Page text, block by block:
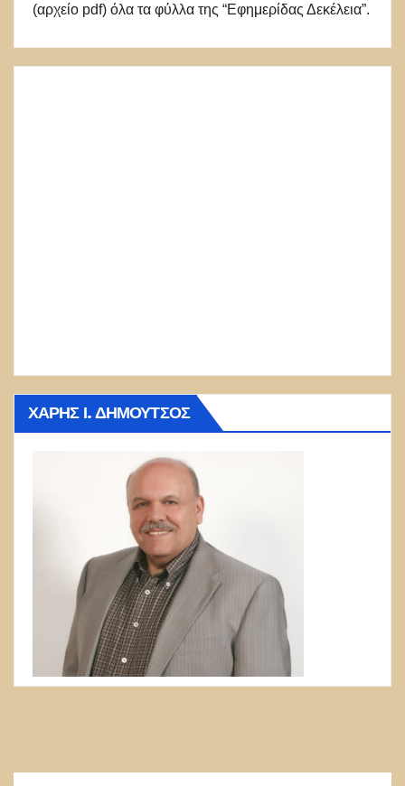
(αρχείο pdf) όλα τα φύλλα της “Εφημερίδας Δεκέλεια”.
ΧΆΡΗΣ Ι. ΔΗΜΟΎΤΣΟΣ